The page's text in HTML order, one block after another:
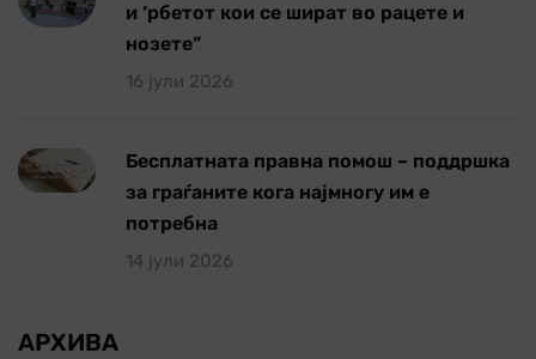
и ‘рбетот кои се шират во рацете и
нозете”
16 јули 2026
Бесплатната правна помош – поддршка
за граѓаните кога најмногу им е
потребна
14 јули 2026
АРХИВА